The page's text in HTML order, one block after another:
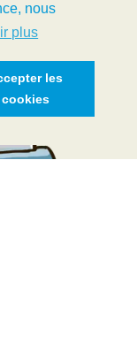
nous
plus
les
cookies